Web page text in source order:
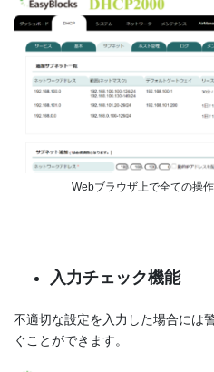
Webブラウザ上で全ての操
入力チェック機能
不適切な設定を入力した場合には
ぐことができます。